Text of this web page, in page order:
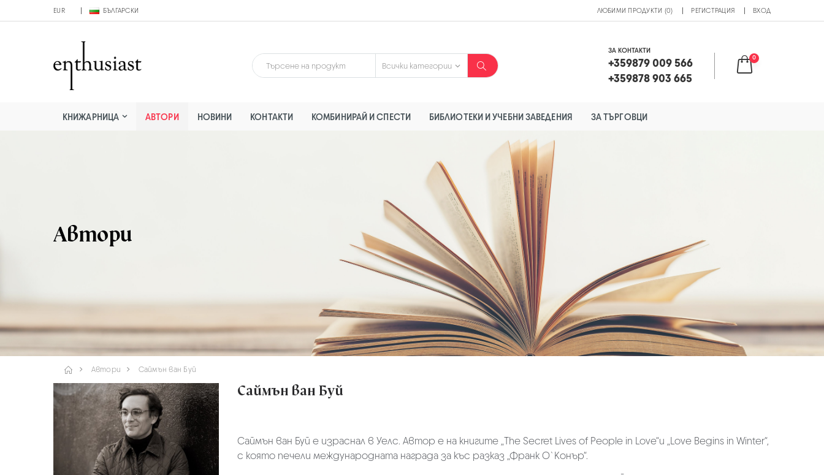
EUR БЪЛГАРСКИ ЛЮБИМИ ПРОДУКТИ (0) РЕГИСТРАЦИЯ ВХОД
ЗА КОНТАКТИ
+359879 009 566
+359878 903 665
0
КНИЖАРНИЦА АВТОРИ НОВИНИ КОНТАКТИ КОМБИНИРАЙ И СПЕСТИ БИБЛИОТЕКИ И УЧЕБНИ ЗАВЕДЕНИЯ ЗА ТЪРГОВЦИ
Автори
Автори Саймън ван Буй
Саймън ван Буй
Саймън ван Буй е израснал в Уелс. Автор е на книгите „The Secret Lives of People in Love“и „Love Begins in Winter“,
с която печели международната награда за къс разказ „Франк О`Конър“.